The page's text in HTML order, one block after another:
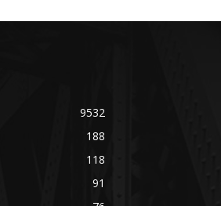
9532
188
118
91